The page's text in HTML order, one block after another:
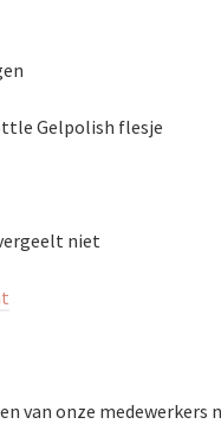
Gelpolish flesje
niet
van onze medewerkers